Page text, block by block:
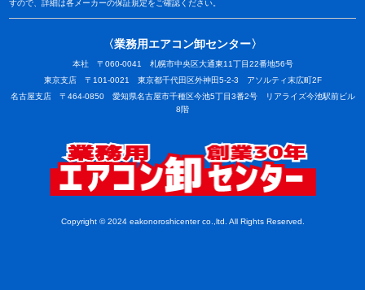
すので、詳細は各メーカーの保証規定をご確認ください。
〈業務用エアコン卸センター〉
本社 〒060-0041 札幌市中央区大通東11丁目22番地56号
東京支店 〒101-0021 東京都千代田区外神田5-2-3 アソルティ末広町2F
名古屋支店 〒464-0850 愛知県名古屋市千種区今池5丁目3番2号 リアライズ今池駅前ビル
8階
Copyright © 2024 eakonoroshicenter co.,ltd. All Rights Reserved.